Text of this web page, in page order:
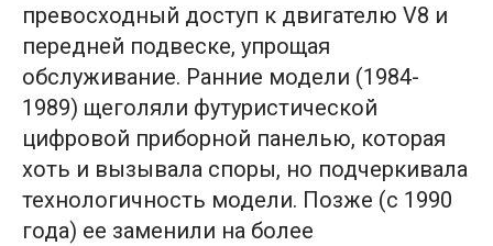
превосходный доступ к двигателю V8 и
передней подвеске, упрощая
обслуживание. Ранние модели (1984-
1989) щеголяли футуристической
цифровой приборной панелью, которая
хоть и вызывала споры, но подчеркивала
технологичность модели. Позже (с 1990
года) ее заменили на более